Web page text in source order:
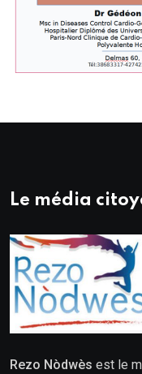
Le média
Rezo Nòdwès est le